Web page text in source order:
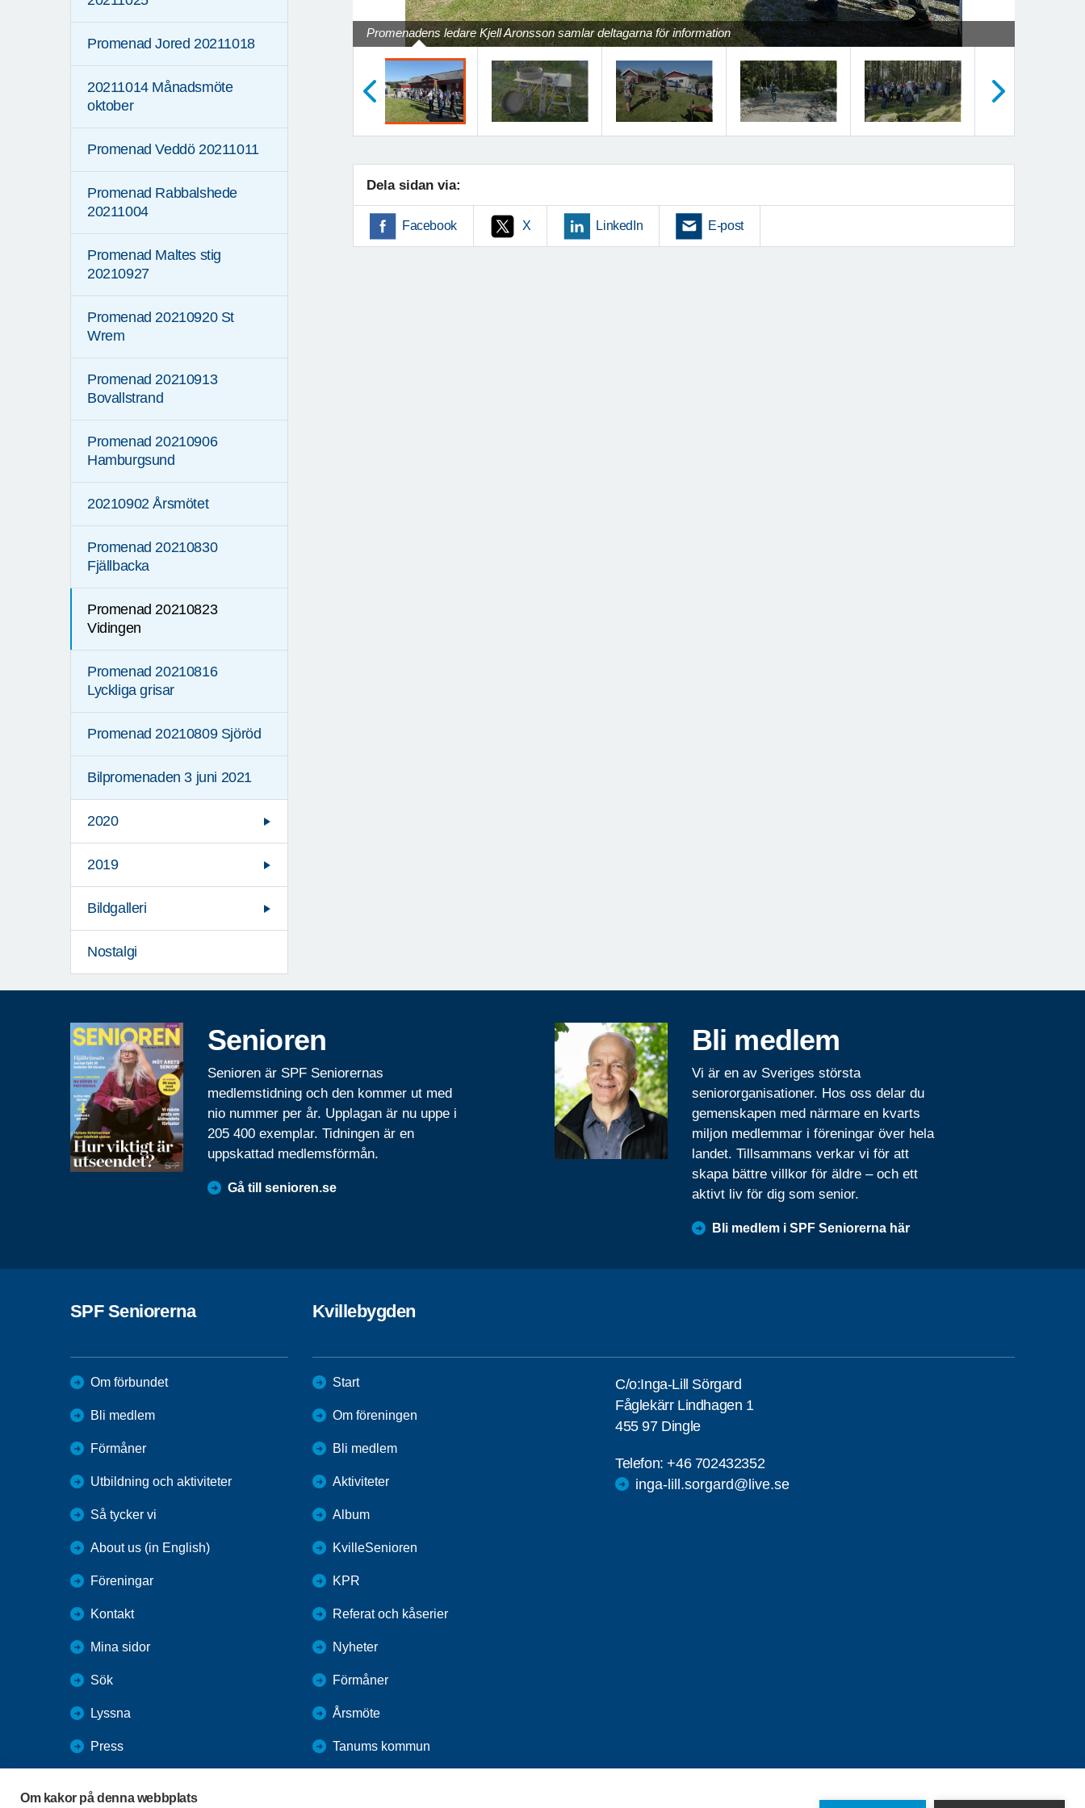
Om kakor på denna webbplats
Promenad Jored 20211018
20211014 Månadsmöte
oktober
Promenad Veddö 20211011
Promenad Rabbalshede
20211004
Promenad Maltes stig
20210927
Promenad 20210920 St
Wrem
Promenad 20210913
Bovallstrand
Promenad 20210906
Hamburgsund
20210902 Årsmötet
Promenad 20210830
Fjällbacka
Promenad 20210823
Vidingen
Promenad 20210816
Lyckliga grisar
Promenad 20210809 Sjöröd
Bilpromenaden 3 juni 2021
2020
2019
Bildgalleri
Nostalgi
Promenadens ledare Kjell Aronsson samlar deltagarna för information
Dela sidan via:
Facebook X LinkedIn E-post
Senioren
Senioren är SPF Seniorernas
medlemstidning och den kommer ut med
nio nummer per år. Upplagan är nu uppe i
205 400 exemplar. Tidningen är en
uppskattad medlemsförmån.
Gå till senioren.se
Bli medlem
Vi är en av Sveriges största
seniororganisationer. Hos oss delar du
gemenskapen med närmare en kvarts
miljon medlemmar i föreningar över hela
landet. Tillsammans verkar vi för att
skapa bättre villkor för äldre – och ett
aktivt liv för dig som senior.
Bli medlem i SPF Seniorerna här
SPF Seniorerna
Om förbundet
Bli medlem
Förmåner
Utbildning och aktiviteter
Så tycker vi
About us (in English)
Föreningar
Kontakt
Mina sidor
Sök
Lyssna
Press
Kvillebygden
Start
Om föreningen
Bli medlem
Aktiviteter
Album
KvilleSenioren
KPR
Referat och kåserier
Nyheter
Förmåner
Årsmöte
Tanums kommun
C/o:Inga-Lill Sörgard
Fåglekärr Lindhagen 1
455 97 Dingle
Telefon:+46 702432352
inga-lill.sorgard@live.se